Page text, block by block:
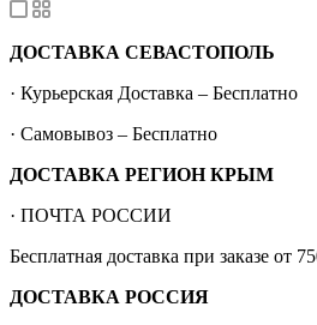
ДОСТАВКА СЕВАСТОПОЛЬ
· Курьерская Доставка – Бесплатно
· Самовывоз – Бесплатно
ДОСТАВКА РЕГИОН КРЫМ
· ПОЧТА РОССИИ
Бесплатная доставка при заказе от
ДОСТАВКА РОССИЯ